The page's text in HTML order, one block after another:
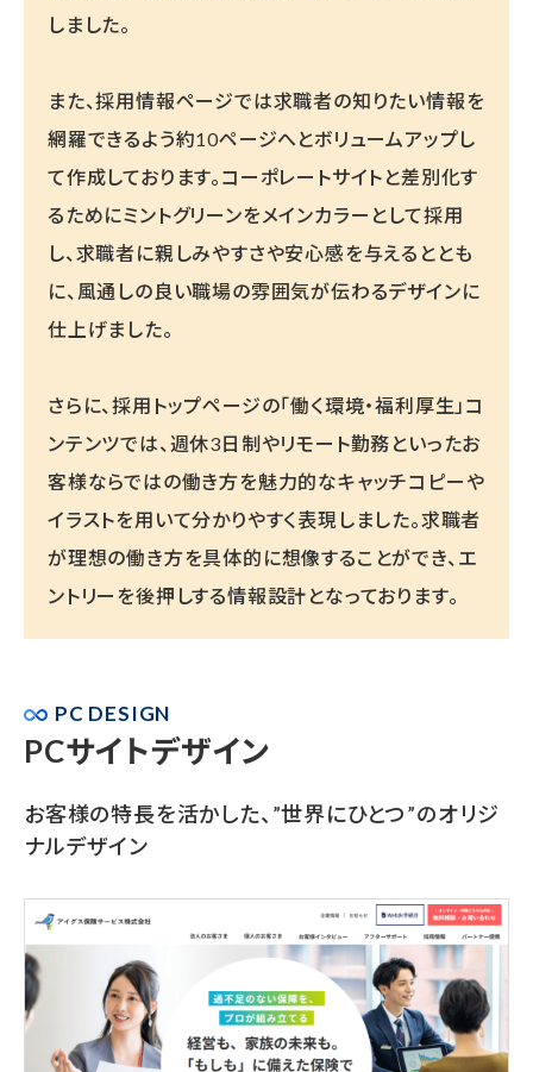
しました。
また、採用情報ページでは求職者の知りたい情報を
網羅できるよう約10ページへとボリュームアップし
て作成しております。コーポレートサイトと差別化す
るためにミントグリーンをメインカラーとして採用
し、求職者に親しみやすさや安心感を与えるととも
に、風通しの良い職場の雰囲気が伝わるデザインに
仕上げました。
さらに、採用トップページの「働く環境・福利厚生」コ
ンテンツでは、週休3日制やリモート勤務といったお
客様ならではの働き方を魅力的なキャッチコピーや
イラストを用いて分かりやすく表現しました。求職者
が理想の働き方を具体的に想像することができ、エ
ントリーを後押しする情報設計となっております。
PC DESIGN
PCサイトデザイン
お客様の特長を活かした、”世界にひとつ”のオリジ
ナルデザイン